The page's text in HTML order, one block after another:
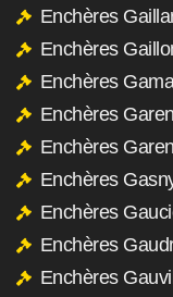
Enchères
Enchères
Enchères
Enchères
Enchères
Enchères
Enchères
Enchères
Enchères